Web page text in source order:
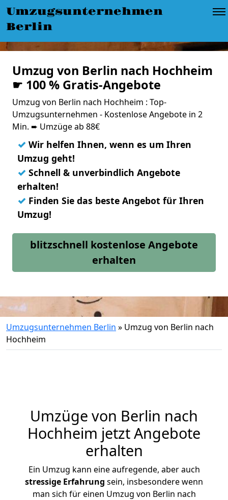
Umzugsunternehmen
Berlin
Umzug von Berlin nach Hochheim
☛ 100 % Gratis-Angebote
Umzug von Berlin nach Hochheim : Top-
Umzugsunternehmen - Kostenlose Angebote in 2
Min. ➨ Umzüge ab 88€
✓ Wir helfen Ihnen, wenn es um Ihren
Umzug geht!
✓ Schnell & unverbindlich Angebote
erhalten!
✓ Finden Sie das beste Angebot für Ihren
Umzug!
blitzschnell kostenlose Angebote
erhalten
Umzugsunternehmen Berlin » Umzug von Berlin nach
Hochheim
Umzüge von Berlin nach
Hochheim jetzt Angebote
erhalten
Ein Umzug kann eine aufregende, aber auch
stressige Erfahrung sein, insbesondere wenn
man sich für einen Umzug von Berlin nach